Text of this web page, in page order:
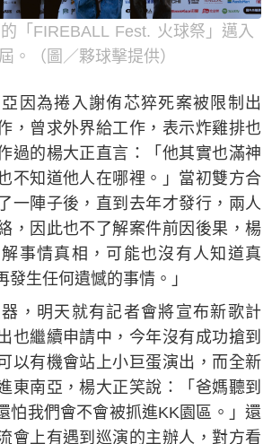
「FIREBALL Fest. 火球祭」邁入
。（圖／夥球擊提供）
因為捲入謝侑芯猝死案被限制出
，曾求外界給工作，表示炸雞排也
過的楊大正直言：「他其實也滿神
不知道他人在哪裡。」當初雙方合
一陣子後，直到去年才發行，兩人
，因此也不了解案件前因後果，楊
事情真相，可能也沒有人知道真
發生任何遺憾的事情。」
，明天就有記者會將宣布新歌計
也繼續申請中，今年沒有成功搶到
以有機會站上小巨蛋演出，而全新
東南亞，楊大正笑說：「爸媽聽到
怕我們會不會被抓進KK園區。」還
會上有遇到巡演的主辦人，對方看